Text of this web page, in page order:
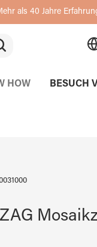
als 40 Jahre
HOW BESUCH